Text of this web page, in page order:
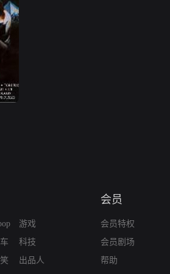
游戏
科技
出品人
会员
会员特权
会员剧场
帮助